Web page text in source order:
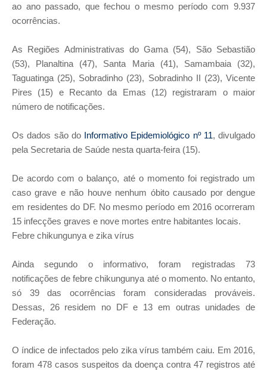
ao ano passado, que fechou o mesmo período com 9.937
ocorrências.
As Regiões Administrativas do Gama (54), São Sebastião
(53), Planaltina (47), Santa Maria (41), Samambaia (32),
Taguatinga (25), Sobradinho (23), Sobradinho II (23), Vicente
Pires (15) e Recanto da Emas (12) registraram o maior
número de notificações.
Os dados são do Informativo Epidemiológico nº 11, divulgado
pela Secretaria de Saúde nesta quarta-feira (15).
De acordo com o balanço, até o momento foi registrado um
caso grave e não houve nenhum óbito causado por dengue
em residentes do DF. No mesmo período em 2016 ocorreram
15 infecções graves e nove mortes entre habitantes locais.
Febre chikungunya e zika vírus
Ainda segundo o informativo, foram registradas 73
notificações de febre chikungunya até o momento. No entanto,
só 39 das ocorrências foram consideradas prováveis.
Dessas, 26 residem no DF e 13 em outras unidades de
Federação.
O índice de infectados pelo zika vírus também caiu. Em 2016,
foram 478 casos suspeitos da doença contra 47 registros até